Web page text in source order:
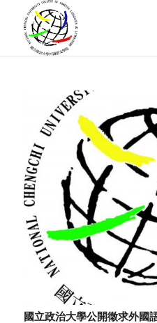
國立政治大學公開徵求外國